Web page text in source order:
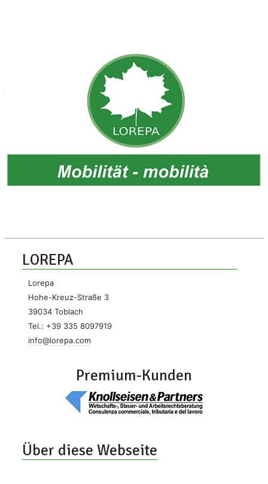
LOREPA
Lorepa
Hohe-Kreuz-Straße 3
39034 Toblach
Tel.: +39 335 8097919
info@lorepa.com
Premium-Kunden
Über diese Webseite